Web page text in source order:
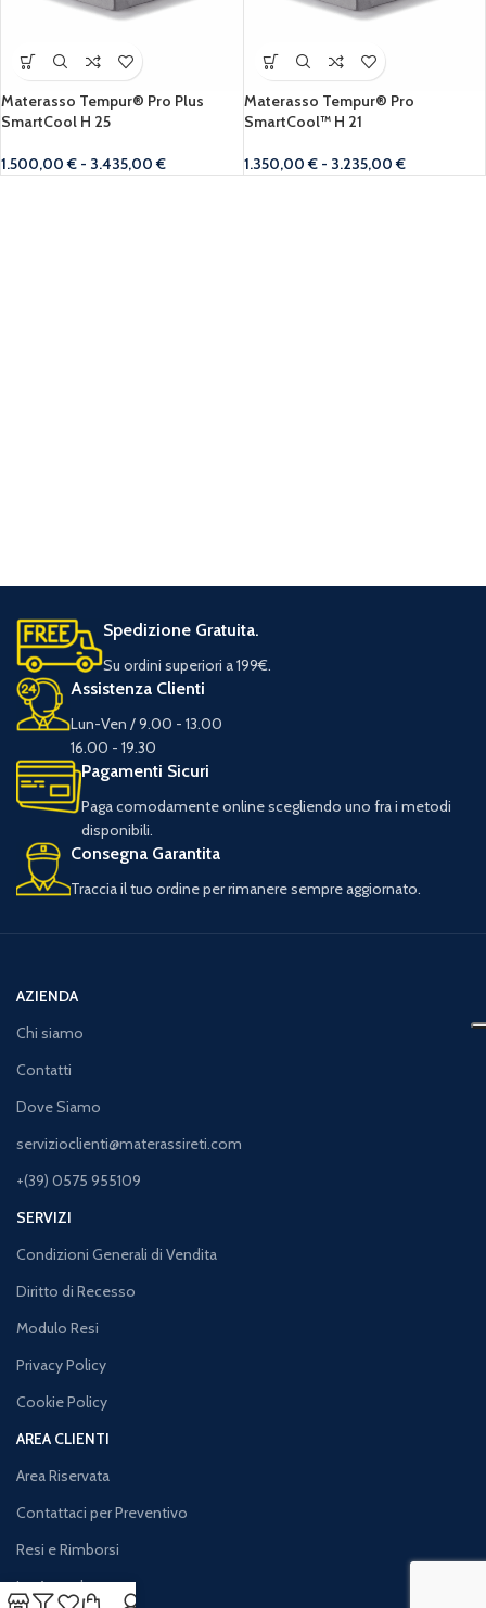
Materasso Tempur® Pro Plus
SmartCool H 25
1.500,00€ - 3.435,00€
Materasso Tempur® Pro
SmartCool™ H 21
1.350,00€ - 3.235,00€
Spedizione Gratuita.
Su ordini superiori a 199€.
Assistenza Clienti
Lun-Ven / 9.00 - 13.00
16.00 - 19.30
Pagamenti Sicuri
Paga comodamente online scegliendo uno fra i metodi
disponibili.
Consegna Garantita
Traccia il tuo ordine per rimanere sempre aggiornato.
AZIENDA
Chi siamo
Contatti
Dove Siamo
servizioclienti@materassireti.com
+(39) 0575 955109
SERVIZI
Condizioni Generali di Vendita
Diritto di Recesso
Modulo Resi
Privacy Policy
Cookie Policy
AREA CLIENTI
Area Riservata
Contattaci per Preventivo
Resi e Rimborsi
Iva Agevolata